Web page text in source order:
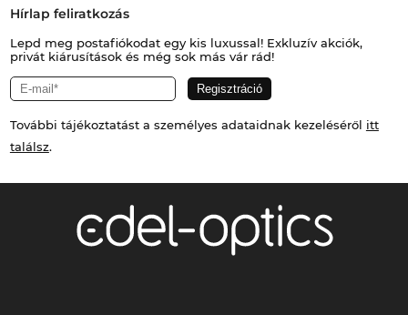
Hírlap feliratkozás
Lepd meg postafiókodat egy kis luxussal! Exkluzív akciók,
privát kiárusítások és még sok más vár rád!
További tájékoztatást a személyes adataidnak kezeléséről itt
találsz.